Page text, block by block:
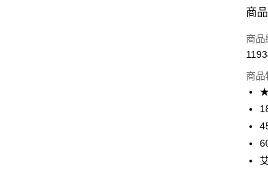
付
信用
街
悠
全
商
商品
商品
★